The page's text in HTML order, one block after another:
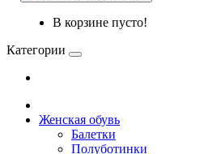
В корзине пусто!
Категории
Женская обувь
Балетки
Полуботинки